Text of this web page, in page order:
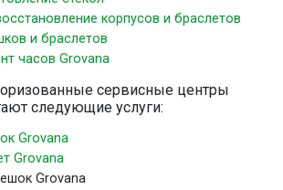
корпусов и браслетов
и браслетов
часов Grovana
сервисные центры
следующие услуги:
Grovana
Grovana
Grovana